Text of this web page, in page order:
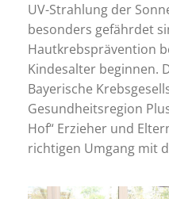
UV-Strahlung der
besonders gefährdet
Hautkrebsprävention
Kindesalter beginnen.
Bayerische
Gesundheitsregion
Hof“ Erzieher und
richtigen Umgang mit